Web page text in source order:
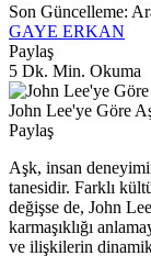
Son Güncelleme:
GAYE ERKAN
Paylaş
5 Dk. Min. Okuma
John Lee'ye Göre
Paylaş
Aşk, insan
tanesidir. Farklı
değişse de, John
karmaşıklığı
ve ilişkilerin